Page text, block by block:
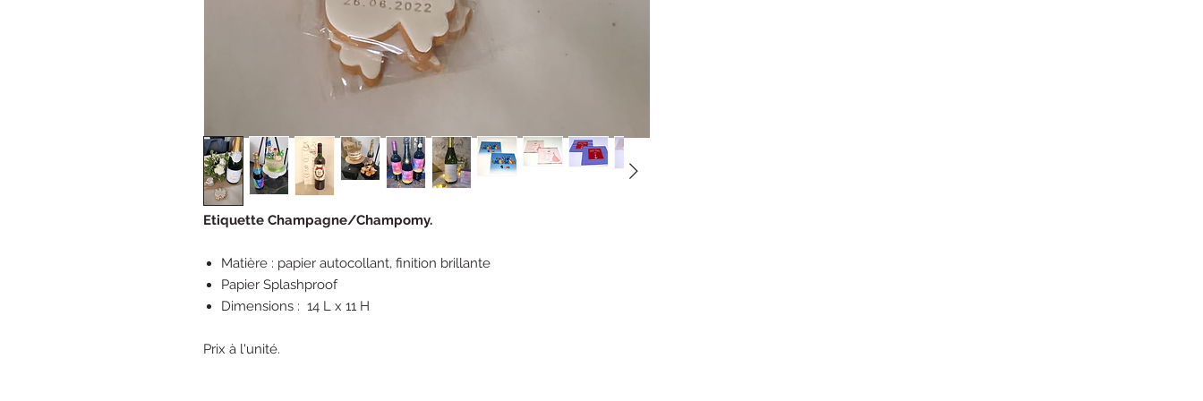
Etiquette Champagne/Champomy.
Matière : papier autocollant, finition brillante
Papier Splashproof
Dimensions : 14 L x 11 H
Prix à l'unité.